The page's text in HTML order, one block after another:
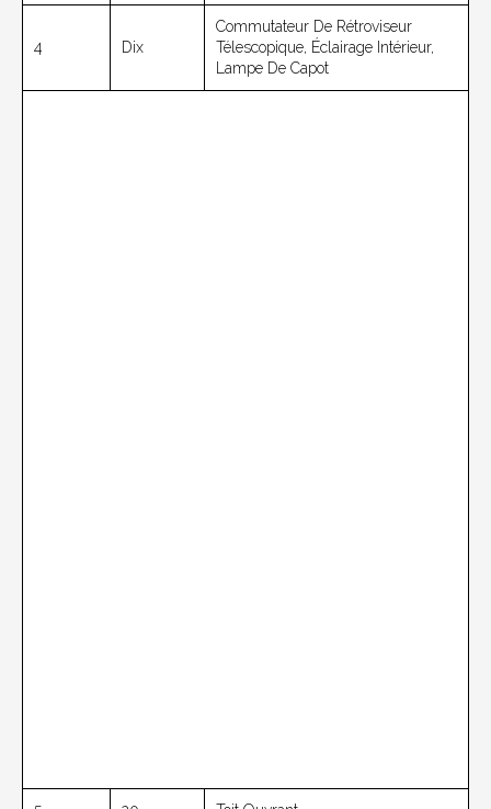
4 Dix
Commutateur De Rétroviseur
Télescopique, Éclairage Intérieur,
Lampe De Capot